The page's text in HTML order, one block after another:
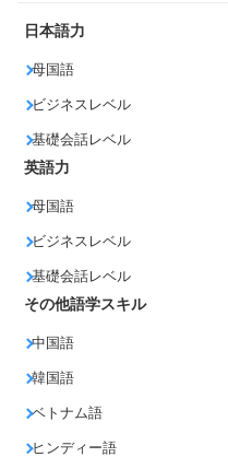
日本語力
母国語
ビジネスレベル
基礎会話レベル
英語力
母国語
ビジネスレベル
基礎会話レベル
その他語学スキル
中国語
韓国語
ベトナム語
ヒンディー語